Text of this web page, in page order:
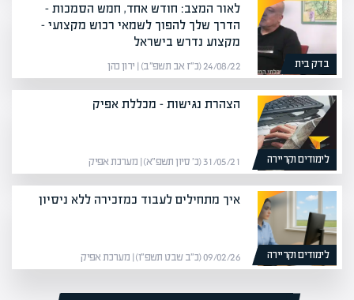
בדק בית
לאור המצב: חודש אחד, חמש הסמכות –
הדרך שלך להפוך לשמאי רכוש מקצועי –
מקצוע נדרש בישראל
24/08/22 (כ״ז אב תשפ״ב) | ירון כהן
לימודים וקריירה
הצהרת נגישות – מכללת אפיק
31/05/21 (כ׳ סיון תשפ״א) | מערכת אפיק
לימודים וקריירה
איך מתחילים לעבוד כמזכירה ללא ניסיון
09/02/26 (כ״ב שבט תשפ״ו) | מערכת אפיק